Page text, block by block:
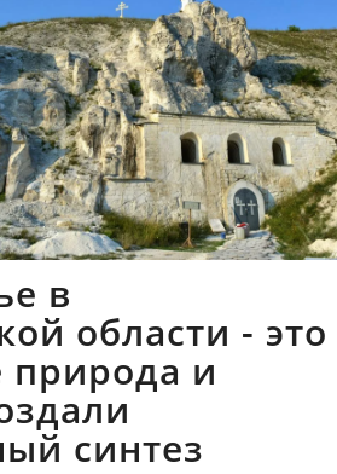
в
области - это
природа и
синтез